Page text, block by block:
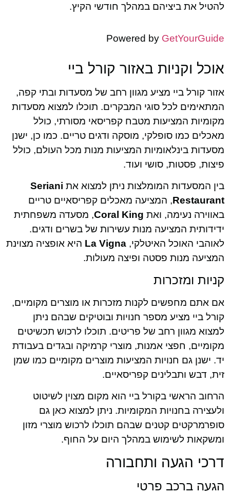
להטיל את ביציהם במהלך חודשי הקיץ.
Powered by GetYourGuide
אוכל וקניות באזור קורל ביי
אזור קורל ביי מציע מגוון רחב של מסעדות ובתי קפה,
המתאימים לכל סוגי המבקרים. תוכלו למצוא מסעדות
מקומיות המציעות מטבח קפריסאי מסורתי, כולל
מאכלים כמו סופלקי, מוסקה ודגים טריים. כמו כן, ישנן
מסעדות בינלאומיות המציעות מנות מכל העולם, כולל
פיצות, פסטות, סושי ועוד.
בין המסעדות המומלצות ניתן למצוא את Seriani
Restaurant, המציעה מאכלים קפריסאיים טריים
באווירה נעימה, ואת Coral King, מסעדה משפחתית
ידידותית המציעה מנות עשירות של בשרים ודגים.
לאוהבי האוכל האיטלקי, La Vigna היא אופציה מצוינת
המציעה מנות פסטה ופיצה מעולות.
קניות ומזכרות
אם אתם מחפשים לקנות מזכרות או מוצרים מקומיים,
קורל ביי מציע מספר חנויות ובוטיקים שבהם ניתן
למצוא מגוון רחב של פריטים. תוכלו לרכוש תכשיטים
מקומיים, חפצי אמנות, מוצרי קרמיקה ובגדים בעבודת
יד. ישנן גם חנויות המציעות מוצרים מקומיים כמו שמן
זית, דבש ותבלינים קפריסאיים.
הרחוב הראשי בקורל ביי הוא מקום מצוין לשיטוט
ולעצירה בחנויות המקומיות. ניתן למצוא כאן גם
סופרמרקטים קטנים שבהם תוכלו לרכוש מוצרי מזון
ומשקאות לשימוש במהלך היום על החוף.
דרכי הגעה ותחבורה
הגעה ברכב פרטי